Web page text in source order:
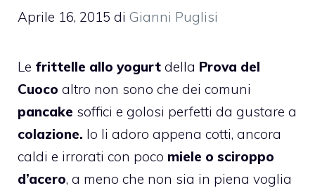
Aprile 16, 2015 di Gianni Puglisi
Le frittelle allo yogurt della Prova del
Cuoco altro non sono che dei comuni
pancake soffici e golosi perfetti da gustare a
colazione. Io li adoro appena cotti, ancora
caldi e irrorati con poco miele o sciroppo
d’acero, a meno che non sia in piena voglia